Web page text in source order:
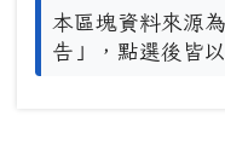
本區塊資料來源
告」，點選後皆